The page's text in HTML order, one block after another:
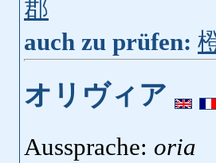
郡
auch zu prüfen:
オリヴィア
Aussprache: oria